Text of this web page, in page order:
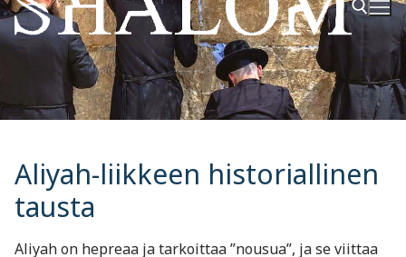
Hae:
Aliyah-liikkeen historiallinen
tausta
Aliyah on hepreaa ja tarkoittaa ”nousua”, ja se viittaa